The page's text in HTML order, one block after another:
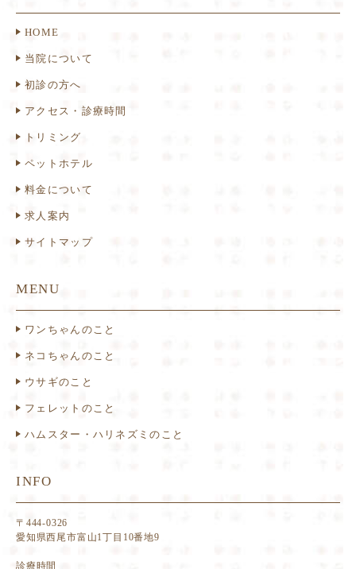
HOME
当院について
初診の方へ
アクセス・診療時間
トリミング
ペットホテル
料金について
求人案内
サイトマップ
MENU
ワンちゃんのこと
ネコちゃんのこと
ウサギのこと
フェレットのこと
ハムスター・ハリネズミのこと
INFO
〒444-0326
愛知県西尾市富山1丁目10番地9
診療時間